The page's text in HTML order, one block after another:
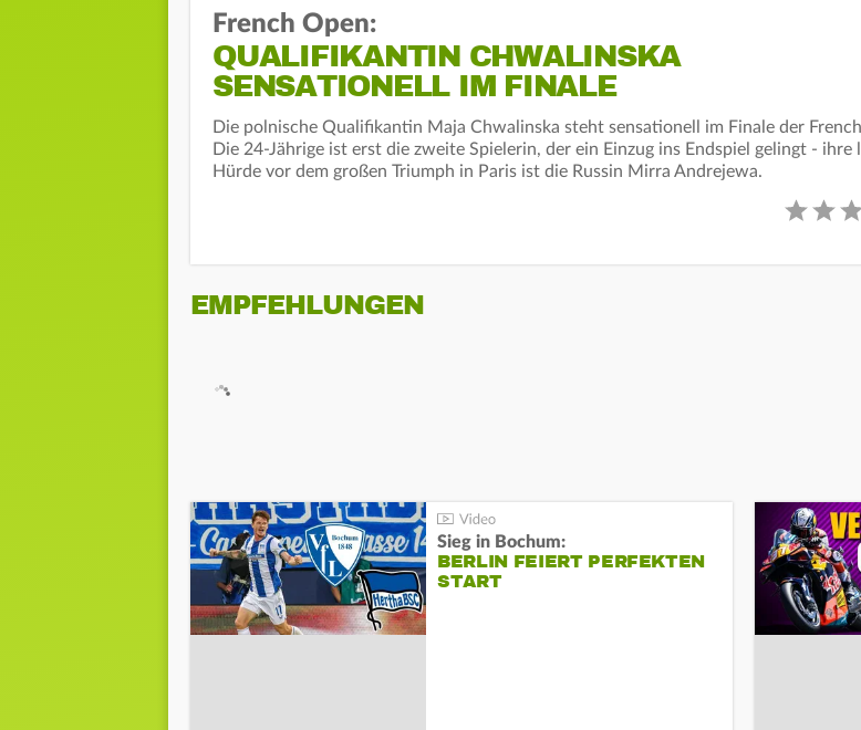
French Open:
QUALIFIKANTIN CHWALINSKA
SENSATIONELL IM FINALE
Die polnische Qualifikantin Maja Chwalinska steht sensationell im Finale der
Die 24-Jährige ist erst die zweite Spielerin, der ein Einzug ins Endspiel gelingt - ihre
Hürde vor dem großen Triumph in Paris ist die Russin Mirra Andrejewa.
EMPFEHLUNGEN
Sieg in Bochum:
BERLIN FEIERT PERFEKTEN
START